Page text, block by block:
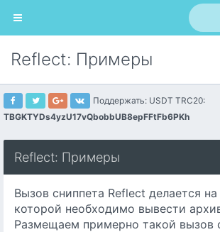
Reflect: Примеры
Поддержать: USDT TRC20:
TBGKTYDs4yzU17vQbobbUB8epFFtFb6PKh
Reflect: Примеры
Вызов сниппета Reflect делается
которой необходимо вывести
Размещаем примерно такой вызов